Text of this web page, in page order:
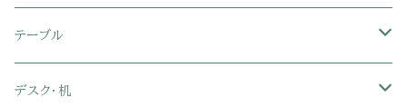
革・レザー・合皮ソファ
布張り・ファブリックソファ
キャビネット・サイドボード
ランドリー・トイレ収納
テレビスタンド
サイドチェスト
キッチンラック・冷蔵庫ラック
隙間収納
シングル
セミシングル
シングル
すのこベッド
セミシングル
脚付きマットレス
布団セット
枕
玄関マット
キッチンマット
ダイニングテーブル
ダイニングチェア・ベンチ
テーブル
サイドテーブル
デスク・机